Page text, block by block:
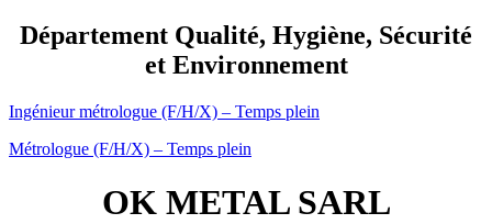
Département Qualité, Hygiène, Sécurité
et Environnement
Ingénieur métrologue (F/H/X) – Temps plein
Métrologue (F/H/X) – Temps plein
OK METAL SARL